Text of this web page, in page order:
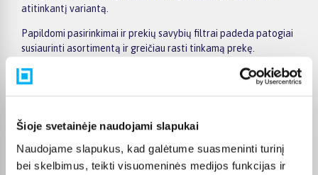
Šioje svetainėje naudojami slapukai
Naudojame slapukus, kad galėtume suasmeninti turinį
bei skelbimus, teikti visuomeninės medijos funkcijas ir
atitinkantį variantą.
Papildomi pasirinkimai ir prekių savybių filtrai padeda patogiai
susiaurinti asortimentą ir greičiau rasti tinkamą prekę.
pasiūlymus BIGBOX.LT, palyginkite prekes ir pirkite internetu